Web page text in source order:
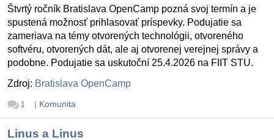
Štvrtý ročník Bratislava OpenCamp pozná svoj termín a je
spustená možnosť prihlasovať príspevky. Podujatie sa
zameriava na témy otvorených technológii, otvoreného
softvéru, otvorených dát, ale aj otvorenej verejnej správy a
podobne. Podujatie sa uskutoční 25.4.2026 na FIIT STU.
Zdroj: Bratislava OpenCamp
1 | Komunita
Linus a Linus